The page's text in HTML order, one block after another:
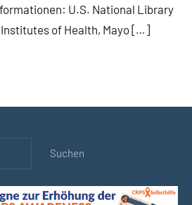
U.S. National Library
of Health, Mayo […]
Suchen